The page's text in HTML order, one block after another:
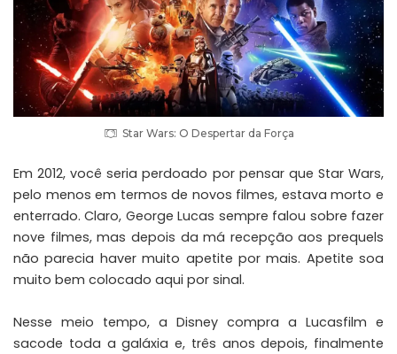
Star Wars: O Despertar da Força
Em 2012, você seria perdoado por pensar que Star Wars,
pelo menos em termos de novos filmes, estava morto e
enterrado. Claro, George Lucas sempre falou sobre fazer
nove filmes, mas depois da má recepção aos prequels
não parecia haver muito apetite por mais. Apetite soa
muito bem colocado aqui por sinal.
Nesse meio tempo, a Disney compra a Lucasfilm e
sacode toda a galáxia e, três anos depois, finalmente